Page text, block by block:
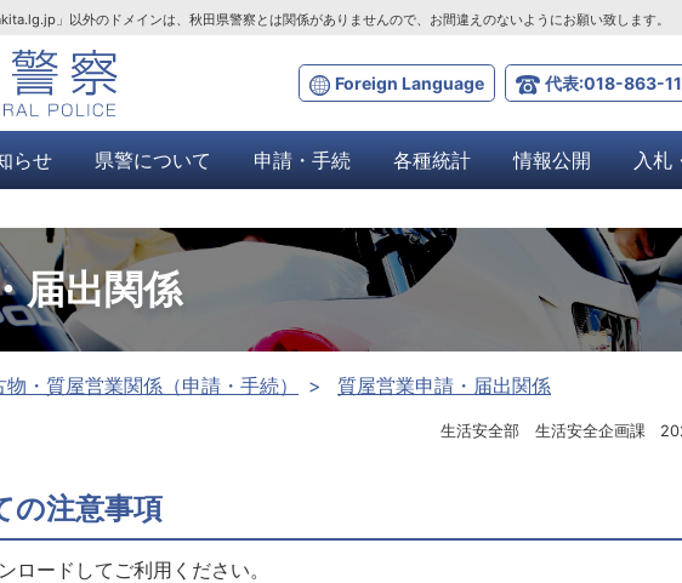
Foreign Language 代表:018-863-
」以外のドメインは、秋田県警察とは関係がありませんので、お間違えのないようにお願い致します。
らせ 県警について 申請・手続 各種統計 情報公開 入札
届出関係
物・質屋営業関係（申請・手続） 質屋営業申請・届出関係
生活安全部 生活安全企画課
の注意事項
ロードしてご利用ください。